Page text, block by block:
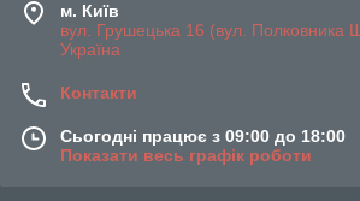
м. Київ
вул. Грушецька 16 (вул. Полковника
Україна
Контакти
Сьогодні працює з 09:00 до 18:00
Показати весь графік роботи